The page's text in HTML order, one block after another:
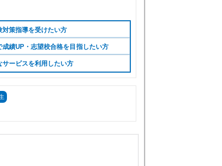
策指導を受けたい方
績UP・志望校合格を目指したい方
ービスを利用したい方